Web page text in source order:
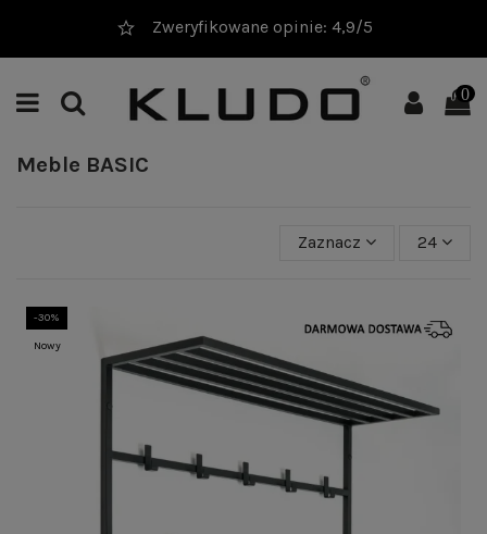
20 000+ sprzedanych produktów
0
Meble BASIC
Zaznacz 24
-30%
Nowy